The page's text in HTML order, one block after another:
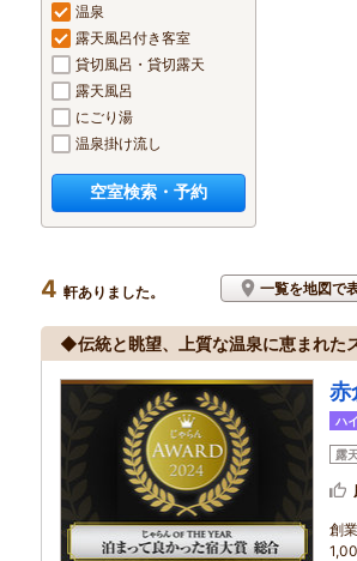
温泉
露天風呂付き客室
貸切風呂・貸切露天
露天風呂
にごり湯
温泉掛け流し
空室検索・予約
4 軒ありました。 一覧を地図で
◆伝統と眺望、上質な温泉に恵まれた
赤
ハ
露
創